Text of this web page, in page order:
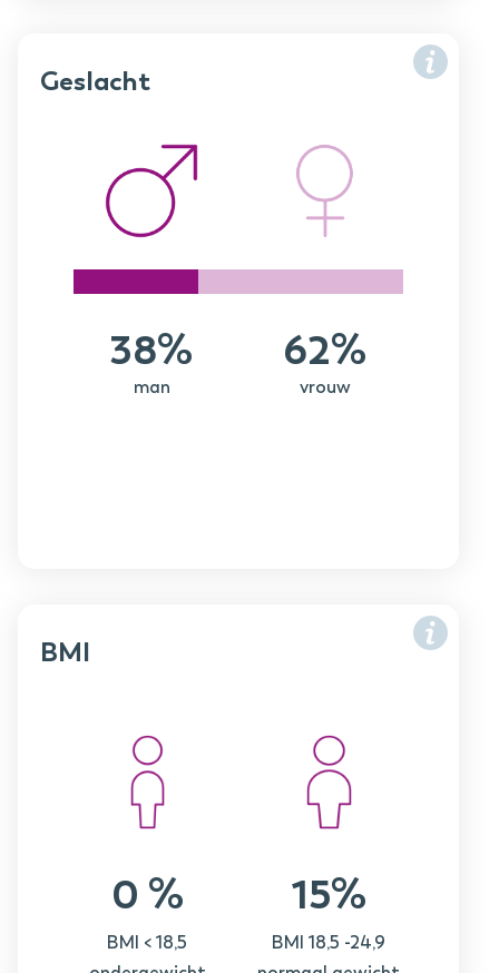
Geslacht
38%
man
62%
vrouw
BMI
0 %
BMI < 18,5
15%
BMI 18,5 -24,9